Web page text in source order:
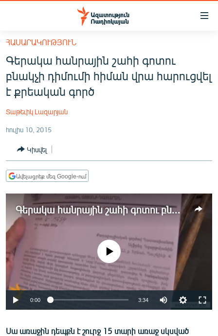
Մատչելիության
հիմնական
բովանդակությանը
Անցնել
հիմնական
մենյուին
ՀԱՅԱՍՏԱՆ
ՔԱՂԱՔԱԿԱՆ
ՏՆՏԵՍՈՒԹՅՈՒՆ
ՂԱՐԱԲԱՂ
ՏԱՐԱԾԱՇՐՋԱՆ
ՄԻՋԱԶԳԱՅԻՆ
ՄՇԱԿՈՒՅԹ
ՍՊՈՐՏ
ՄԵԿՆԱԲԱՆՈՒԹՅՈՒՆ
ՏՏ ԵՒ ԻՆՏԵՐՆԵՏ
ԱՐԽԻՎ
ՀԱՍԱՐԱԿՈՒԹՅՈՒՆ
Գերակա հանրային շահի գոտու
բնակչի դիմումի հիման վրա հարուցվել
է քրեական գործ
Տաթեւիկ Լազարյան
հուլիս 10, 2015
Կիսվել
Ավելացրեք մեզ Google-ում
Գերակա հանրային շահի գոտու բնակչի դիմումի հիման վրա հարուցվել է քրեական գործ
No media source currently available
0:00 3:34
Սա առաջին դեպքն է շուրջ 15 տարի առաջ սկսված